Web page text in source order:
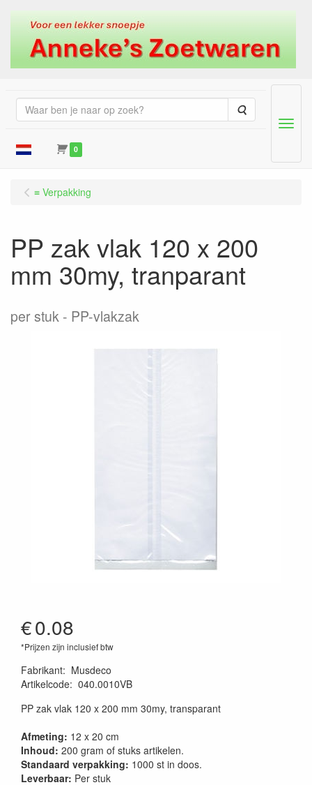
Zoeken
0
Menu
≡ Verpakking
PP zak vlak 120 x 200
mm 30my, tranparant
per stuk PP-vlakzak
€0.08
*Prijzen zijn inclusief btw
Fabrikant: Musdeco
Artikelcode: 040.0010VB
PP zak vlak 120 x 200 mm 30my, transparant
Afmeting: 12 x 20 cm
Inhoud: 200 gram of stuks artikelen.
Standaard verpakking: 1000 st in doos.
Leverbaar: Per stuk